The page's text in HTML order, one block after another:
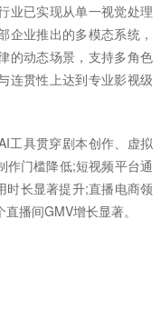
业已实现从单一视觉处理
企业推出的多模态系统，
的动态场景，支持多角色
连贯性上达到专业影视级
工具贯穿剧本创作、虚拟
作门槛降低;短视频平台通
时长显著提升;直播电商领
播间GMV增长显著。